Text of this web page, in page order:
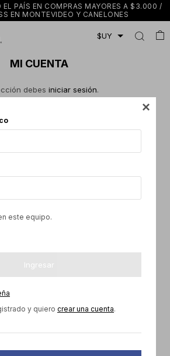

este equipo.
Ingresar
y quiero crear una cuenta.
EL PAÍS EN COMPRAS MAYORES A $3.000 /
EN MONTEVIDEO Y CANELONES
MI CUENTA
debes iniciar sesión.
Piece of Cake
OFF en tu primera compra!
Obtener cupón
 